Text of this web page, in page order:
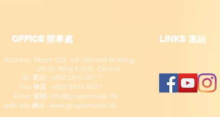
OFFICE 辦事處
Address: Room 503, 5/F, Harvest Building,
29-35 Wing Kut St, Central
Tel 電話: +852 2810 9211
Fax 傳真: +852 2810 9377
​ Email 電郵: info@gingkohouse.hk
web site 網址: www.gingkohouse.hk
​LINKS 連結